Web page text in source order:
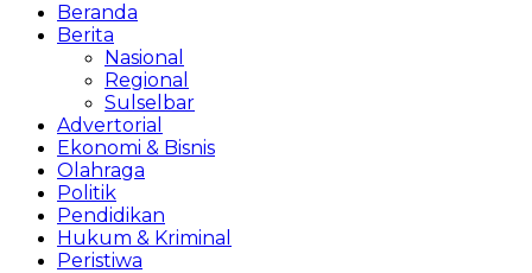
Beranda
Berita
Nasional
Regional
Sulselbar
Advertorial
Ekonomi & Bisnis
Olahraga
Politik
Pendidikan
Hukum & Kriminal
Peristiwa